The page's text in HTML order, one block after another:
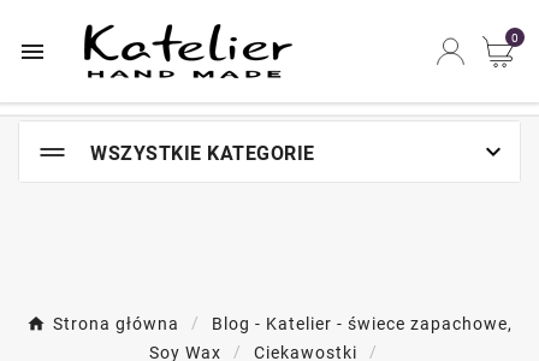
Najszybsze na świecie miejsce zakupów online
 0
WSZYSTKIE KATEGORIE 
Strona główna
Blog - Katelier - świece zapachowe,
Soy Wax
Ciekawostki